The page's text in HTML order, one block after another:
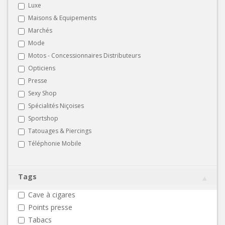
Luxe
Maisons & Equipements
Marchés
Mode
Motos - Concessionnaires Distributeurs
Opticiens
Presse
Sexy Shop
Spécialités Niçoises
Sportshop
Tatouages & Piercings
Téléphonie Mobile
Tags
Cave à cigares
Points presse
Tabacs